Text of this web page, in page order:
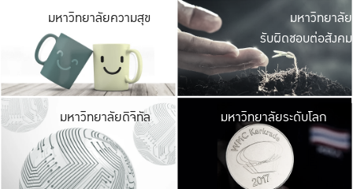
มหาวิทยาลัยความสุข มหาวิ
ค
เปิดประ
และพบเรื่องราวใ
มหาวิทยาลัย
รับผิดชอบต่อสังคม
มหาวิทยาลัยดิจิทัล มหาวิ
เปลี่ยนแปลง แล
เพื่อทำง
ระบบสารสนเทศ
มหาวิทยาลัยระดับโลก